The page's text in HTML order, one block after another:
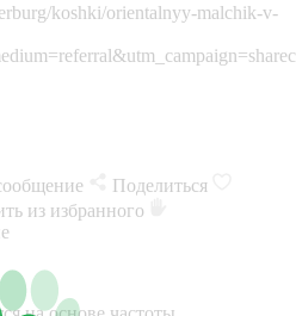
koshki/orientalnyy-malchik-v-
Поделиться
из избранного